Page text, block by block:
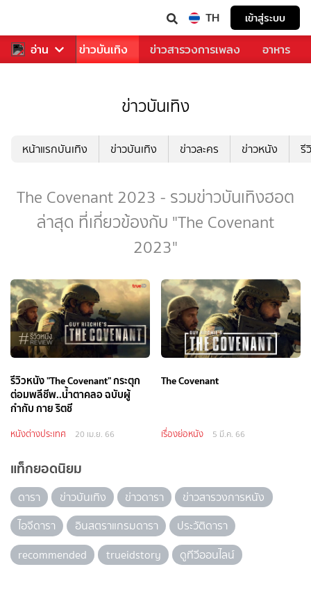
TH เข้าสู่ระบบ
อ่าน
ฬา ข่าว ข่าวบันเทิง ข่าวสารวงการเพลง อาหาร
ข่าวบันเทิง
หน้าแรกบันเทิง ข่าวบันเทิง ข่าวละคร ข่าวหนัง รี
The Covenant 2023 - รวมข่าวบันเทิงฮอต
ล่าสุด ที่เกี่ยวข้องกับ "The Covenant
2023"
รีวิวหนัง "The Covenant" กระตุก
ต่อมพลีชีพ..น้ำตาคลอ ฉบับผู้
กำกับ กาย ริตชี
หนังต่างประเทศ 20 เม.ย. 66
The Covenant
เรื่องย่อหนัง 5 มี.ค. 66
แท็กยอดนิยม
ดารา ข่าวบันเทิง ข่าวดารา
ข่าวสารวงการหนัง
ไอจีดารา
อินสตราแกรมดารา
ประวัติดารา
recommended
trueidstory ดูทีวีออนไลน์